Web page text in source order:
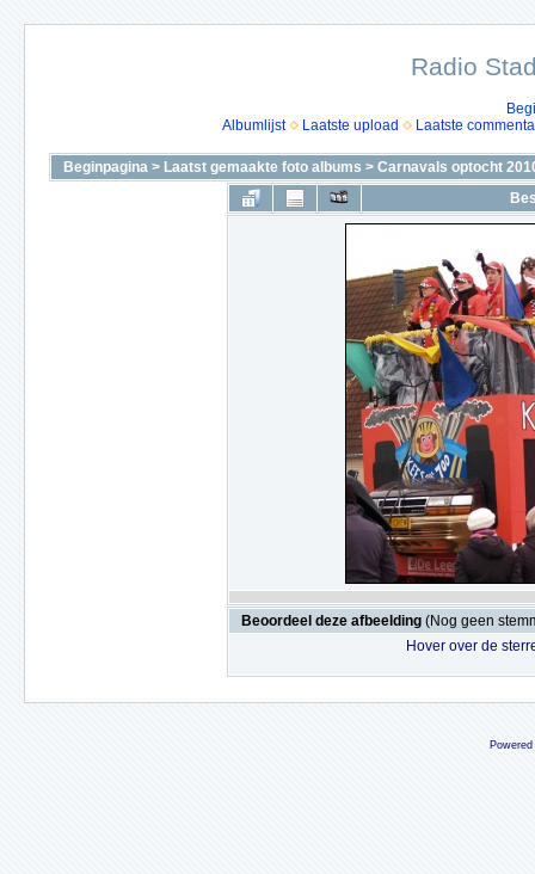
Radio
Albumlijst
Laatste upload Laatste
Beginpagina > Laatst gemaakte foto albums > Carnavals optocht
Beoordeel deze afbeelding (Nog geen
Hover over de